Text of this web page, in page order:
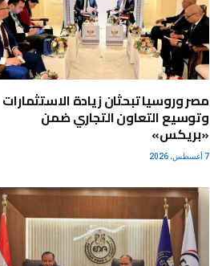
مصر وروسيا تبحثان زيادة الاستثمارات
وتوسيع التعاون التجاري ضمن
«بريكس»
7 أغسطس، 2026